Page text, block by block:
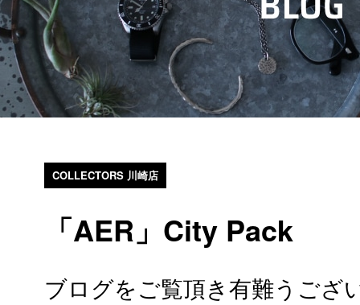
COLLECTORS 川崎店
「AER」City Pack
ブログをご覧頂き有難うござ